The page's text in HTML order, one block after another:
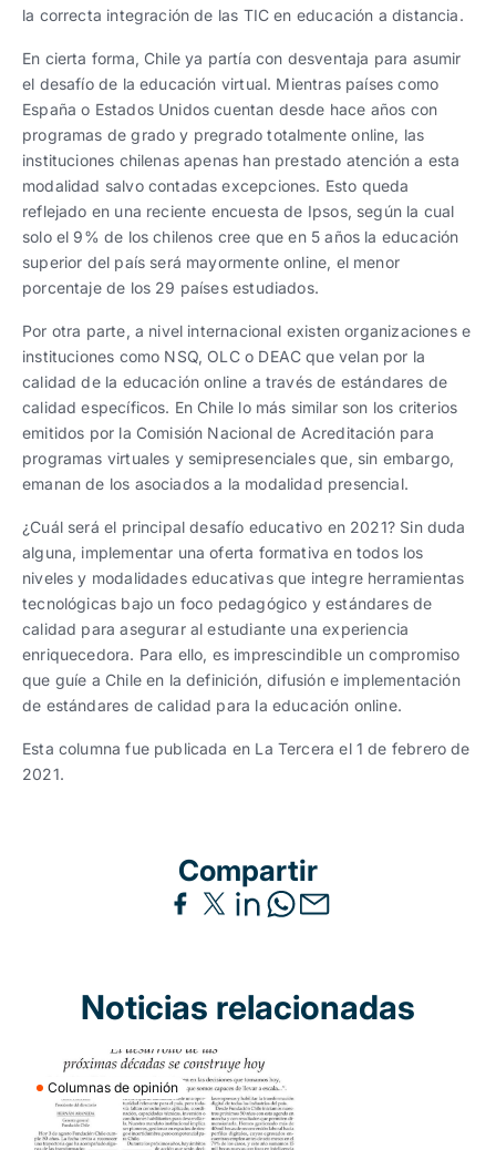
la correcta integración de las TIC en educación a distancia.
En cierta forma, Chile ya partía con desventaja para asumir
el desafío de la educación virtual. Mientras países como
España o Estados Unidos cuentan desde hace años con
programas de grado y pregrado totalmente online, las
instituciones chilenas apenas han prestado atención a esta
modalidad salvo contadas excepciones. Esto queda
reflejado en una reciente encuesta de Ipsos, según la cual
solo el 9% de los chilenos cree que en 5 años la educación
superior del país será mayormente online, el menor
porcentaje de los 29 países estudiados.
Por otra parte, a nivel internacional existen organizaciones e
instituciones como NSQ, OLC o DEAC que velan por la
calidad de la educación online a través de estándares de
calidad específicos. En Chile lo más similar son los criterios
emitidos por la Comisión Nacional de Acreditación para
programas virtuales y semipresenciales que, sin embargo,
emanan de los asociados a la modalidad presencial.
¿Cuál será el principal desafío educativo en 2021? Sin duda
alguna, implementar una oferta formativa en todos los
niveles y modalidades educativas que integre herramientas
tecnológicas bajo un foco pedagógico y estándares de
calidad para asegurar al estudiante una experiencia
enriquecedora. Para ello, es imprescindible un compromiso
que guíe a Chile en la definición, difusión e implementación
de estándares de calidad para la educación online.
Esta columna fue publicada en La Tercera el 1 de febrero de
2021.
Compartir
Noticias relacionadas
Columnas de opinión